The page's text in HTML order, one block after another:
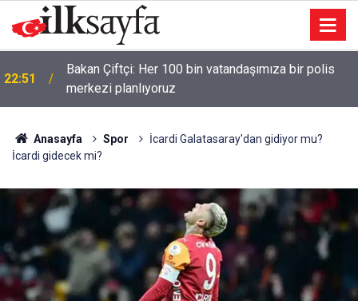
22:51
Bakan Çiftçi: Her 100 bin vatandaşımıza bir polis
merkezi planlıyoruz
Anasayfa Spor
İcardi Galatasaray'dan gidiyor mu?
İcardi gidecek mi?